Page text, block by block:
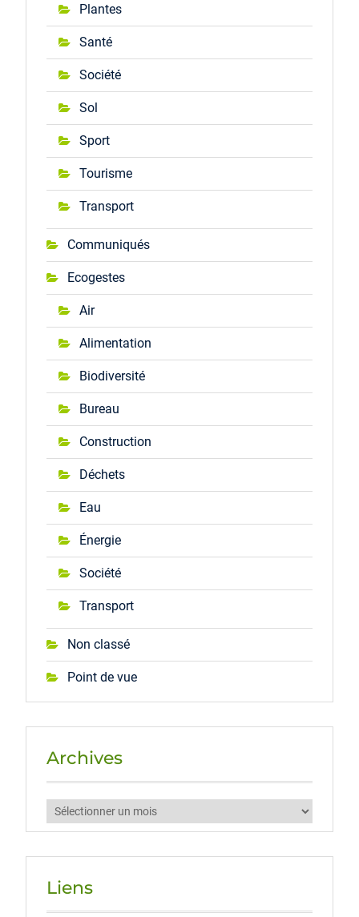
Plantes
Santé
Société
Sol
Sport
Tourisme
Transport
Communiqués
Ecogestes
Air
Alimentation
Biodiversité
Bureau
Construction
Déchets
Eau
Énergie
Société
Transport
Non classé
Point de vue
Archives
Archives
Liens